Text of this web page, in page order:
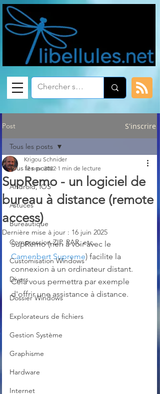
Post S'inscrire
Tous les posts
Android, iOS
Astuces
Bureautique
Compression ZIP, RAR, etc.
Customisation Windows
Divers
Dossier Windows
Explorateurs de fichiers
Gestion Système
Graphisme
Hardware
Internet
Tous les posts
SupRemo - un logiciel de
bureau à distance (remote
access)
Krigou Schnider
12 nov. 2022 1 min de lecture
Dernière mise à jour : 16 juin 2025
SupRemo (rien à voir avec le
Camenbert Supreme) facilite la
connexion à un ordinateur distant.
Cela vous permettra par exemple
d'offrir une assistance à distance.